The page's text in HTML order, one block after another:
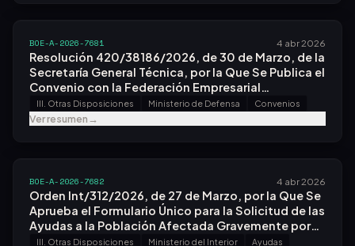
BOE-A-2026-7681 4 abr 2026
Resolución 420/38186/2026, de 30 de Marzo, de la
Secretaría General Técnica, por la Que Se Publica el
Convenio con la Federación Empresarial
Segoviana, para el Desarrollo de Actividades Que
Complementen la Formación e Impulsen el
III. Otras Disposiciones Ministerio de Defensa Convenios
Ver resumen→
BOE-A-2026-7682 4 abr 2026
Orden Int/312/2026, de 27 de Marzo, por la Que Se
Aprueba el Formulario Único para la Solicitud de las
Ayudas a la Población Afectada Gravemente por
Una Emergencia de Protección Civil y el Modelo
III. Otras Disposiciones Ministerio del Interior Ayudas